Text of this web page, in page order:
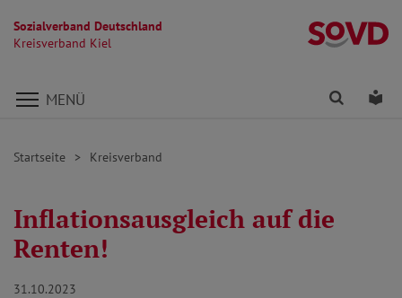
Sozialverband Deutschland
Kreisverband Kiel
Direkt zu den Inhalten springen
MENÜ Finden
Startseite Kreisverband
Inflationsausgleich auf die
Renten!
31.10.2023